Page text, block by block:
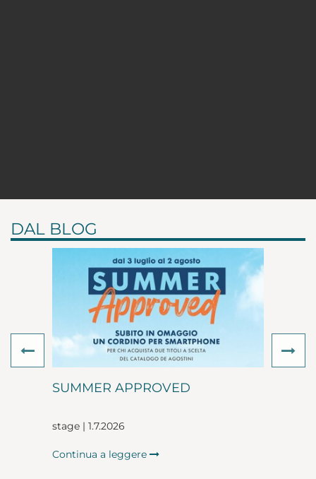
DAL BLOG
SUMMER APPROVED
stage | 1.7.2026
Continua a leggere
Previous